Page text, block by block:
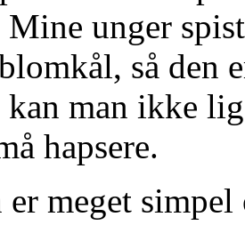
Mine unger
så den
kan man ikke
hapsere.
meget